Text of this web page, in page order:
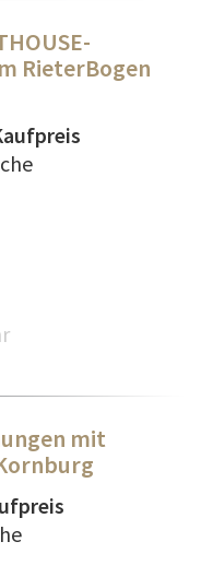
RieterBogen
mit